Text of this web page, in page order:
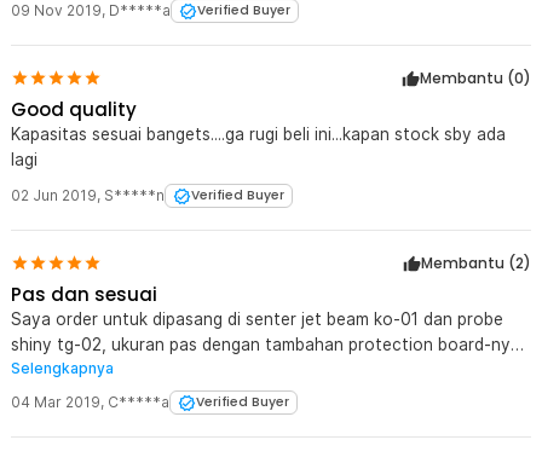
09 Nov 2019, D*****a Verified Buyer
Membantu (0)
Good quality
Kapasitas sesuai bangets....ga rugi beli ini...kapan stock sby ada
lagi
02 Jun 2019, S*****n Verified Buyer
Membantu (2)
Pas dan sesuai
Saya order untuk dipasang di senter jet beam ko-01 dan probe
shiny tg-02, ukuran pas dengan tambahan protection board-nya,
serta kapasitas sesuai dengan deskripsi...mantap lah
Selengkapnya
04 Mar 2019, C*****a Verified Buyer